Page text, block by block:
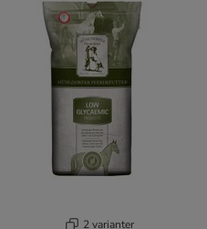
2 varianter